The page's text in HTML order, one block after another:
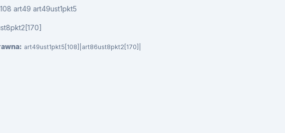
art49 art49ust1pkt5
art49ust1pkt5[108]|art86ust8pkt2[170]|